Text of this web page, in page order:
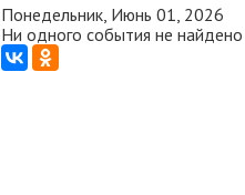
Понедельник, Июнь 01, 2026
Ни одного события не найдено